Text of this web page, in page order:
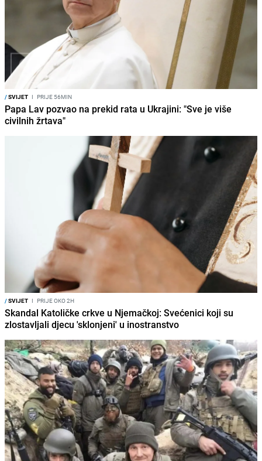
/SVIJET I PRIJE 56MIN
Papa Lav pozvao na prekid rata u Ukrajini: "Sve je više
civilnih žrtava"
/SVIJET I PRIJE OKO 2H
Skandal Katoličke crkve u Njemačkoj: Svećenici koji su
zlostavljali djecu 'sklonjeni' u inostranstvo